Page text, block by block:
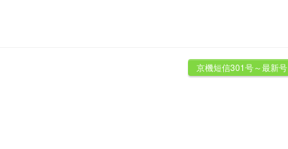
京機短信301号～最新号